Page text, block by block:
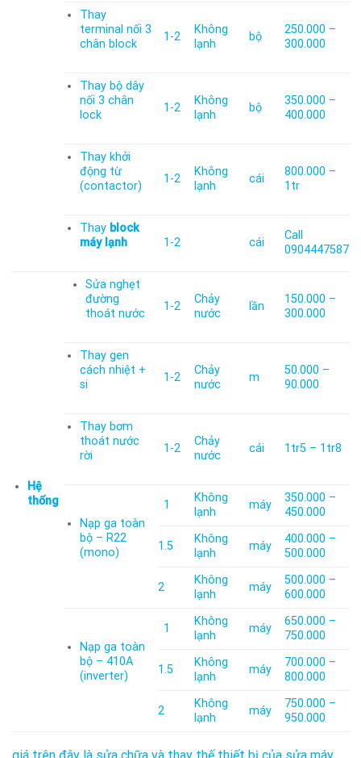
Thay
terminal nối 3
chân block
1-2
Không
lạnh
bộ
250.000 –
300.000
Thay bộ dây
nối 3 chân
lock
1-2
Không
lạnh
bộ
350.000 –
400.000
Thay khởi
động từ
(contactor)
1-2
Không
lạnh
cái
800.000 –
1tr
Thay block
máy lạnh
1-2 cái
Call
0904447587
Hệ
thống
Sửa nghẹt
đường
thoát nước
1-2
Chảy
nước
lần
150.000 –
300.000
Thay gen
cách nhiệt +
si
1-2
Chảy
nước
m
50.000 –
90.000
Thay bơm
thoát nước
rời
1-2
Chảy
nước
cái 1tr5 – 1tr8
Nạp ga toàn
bộ – R22
(mono)
1
Không
lạnh
máy
350.000 –
450.000
1.5
Không
lạnh
máy
400.000 –
500.000
2
Không
lạnh
máy
500.000 –
600.000
Nạp ga toàn
bộ – 410A
(inverter)
1
Không
lạnh
máy
650.000 –
750.000
1.5
Không
lạnh
máy
700.000 –
800.000
2
Không
lạnh
máy
750.000 –
950.000